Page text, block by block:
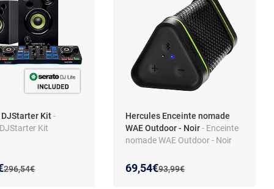
Kit-
Kit
Ancien prix :
296,54€
prix :
de :
Hercules Enceinte nomade
WAE Outdoor - Noir- Enceinte
nomade WAE Outdoor - Noir
Ancien prix :
93,99€
Nouveau prix :
69,54€
Réduction de :